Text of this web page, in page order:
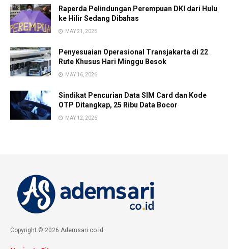
Raperda Pelindungan Perempuan DKI dari Hulu
ke Hilir Sedang Dibahas
MAY 21, 2026
Penyesuaian Operasional Transjakarta di 22
Rute Khusus Hari Minggu Besok
MAY 16, 2026
Sindikat Pencurian Data SIM Card dan Kode
OTP Ditangkap, 25 Ribu Data Bocor
MAY 12, 2026
Copyright © 2026 Ademsari.co.id.